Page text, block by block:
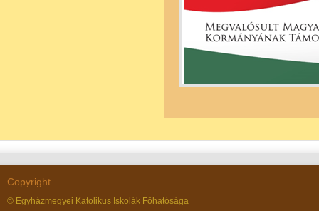
Copyright
© Egyházmegyei Katolikus Iskolák Főhatósága